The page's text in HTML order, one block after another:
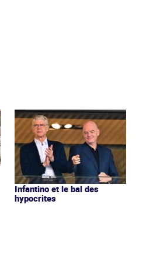
Infantino et le bal des
hypocrites